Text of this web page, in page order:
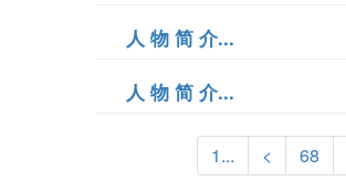
人 物 简 介...
人 物 简 介...
1... < 68